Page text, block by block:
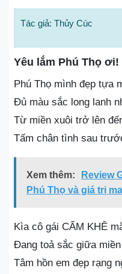
Tác giả: Thủy Cúc
Yêu lắm Phú Thọ ơi!
Phú Thọ mình đẹp tựa
Đủ màu sắc long lanh
Từ miền xuôi trở lên
Tấm chân tình sau
Xem thêm:
Review
Phú Thọ và giá trị
Kìa cô gái CẨM KHÊ
Đang toả sắc giữa
Tâm hồn em đẹp rạng